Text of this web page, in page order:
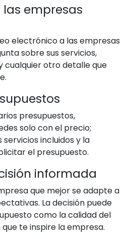
empresas
electrónico a las empresas
sobre sus servicios,
cualquier otro detalle que
presupuestos,
solo con el precio;
incluidos y la
el presupuesto.
informada
que mejor se adapte a
La decisión puede
como la calidad del
te inspire la empresa.